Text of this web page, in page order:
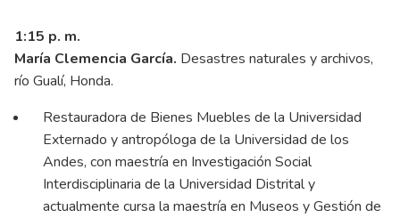
1:15 p. m.
María Clemencia García. Desastres naturales y archivos,
río Gualí, Honda.
Restauradora de Bienes Muebles de la Universidad
Externado y antropóloga de la Universidad de los
Andes, con maestría en Investigación Social
Interdisciplinaria de la Universidad Distrital y
actualmente cursa la maestría en Museos y Gestión de